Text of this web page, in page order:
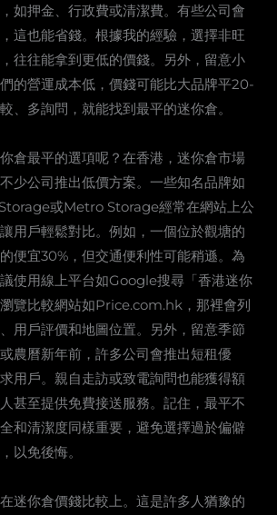
如押金、行政費或清潔費。有些公司會
這也能省錢。根據我的經驗，選擇非旺
往往能拿到更低的價錢。另外，留意小
的營運成本低，價錢可能比大品牌平20-
、多詢問，就能找到最平的迷你倉。
倉最平的選項呢？在香港，迷你倉市場
少公司推出低價方案。一些知名品牌如
或Metro Storage經常在網站上公
用戶輕鬆對比。例如，一個位於觀塘的
便宜30%，但交通便利性可能稍遜。為
使用線上平台如Google搜尋「香港迷你
覽比較網站如Price.com.hk，那裡會列
用戶評價和地圖位置。另外，留意季節
農曆新年前，許多公司會推出短租優
用戶。親自走訪或致電詢問也能獲得額
甚至提供免費接送服務。記住，最平不
和清潔度同樣重要，避免選擇過於偏僻
以免後悔。
迷你倉價錢比較上。這是許多人猶豫的